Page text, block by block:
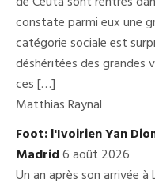
constate parmi eux une
catégorie sociale est
déshéritées des grandes
ces […]
Matthias Raynal
Foot: l'Ivoirien Yan
Madrid6 août 2026
Un an après son arrivée